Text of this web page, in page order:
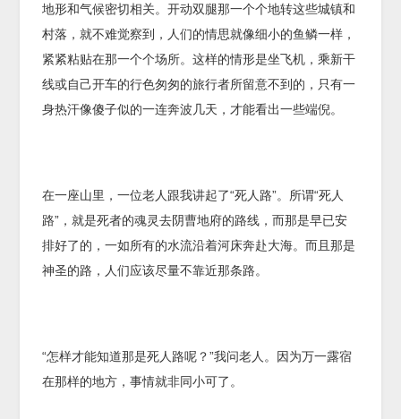
地形和气候密切相关。开动双腿那一个个地转这些城镇和
村落，就不难觉察到，人们的情思就像细小的鱼鳞一样，
紧紧粘贴在那一个个场所。这样的情形是坐飞机，乘新干
线或自己开车的行色匆匆的旅行者所留意不到的，只有一
身热汗像傻子似的一连奔波几天，才能看出一些端倪。
在一座山里，一位老人跟我讲起了“死人路”。所谓“死人
路”，就是死者的魂灵去阴曹地府的路线，而那是早已安
排好了的，一如所有的水流沿着河床奔赴大海。而且那是
神圣的路，人们应该尽量不靠近那条路。
“怎样才能知道那是死人路呢？”我问老人。因为万一露宿
在那样的地方，事情就非同小可了。